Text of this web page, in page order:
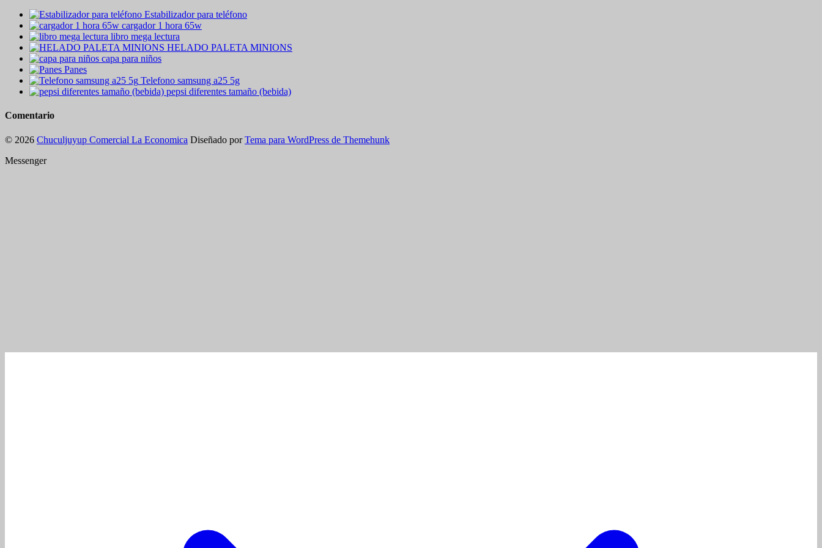
Estabilizador para teléfono
cargador 1 hora 65w
libro mega lectura
HELADO PALETA MINIONS
capa para niños
Panes
Telefono samsung a25 5g
pepsi diferentes tamaño (bebida)
Comentario
© 2026 Chuculjuyup Comercial La Economica Diseñado por Tema para WordPress de Themehunk
Messenger